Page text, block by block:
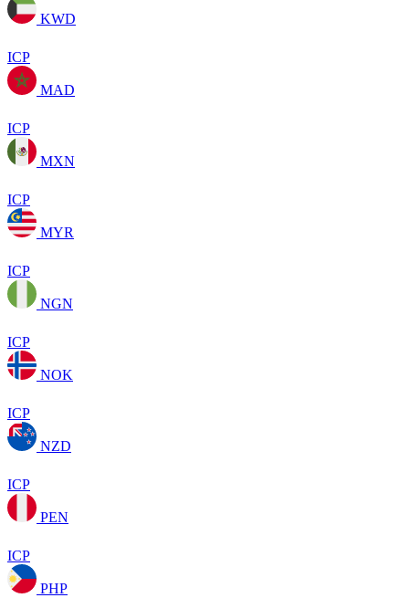
KWD
ICP
MAD
ICP
MXN
ICP
MYR
ICP
NGN
ICP
NOK
ICP
NZD
ICP
PEN
ICP
PHP